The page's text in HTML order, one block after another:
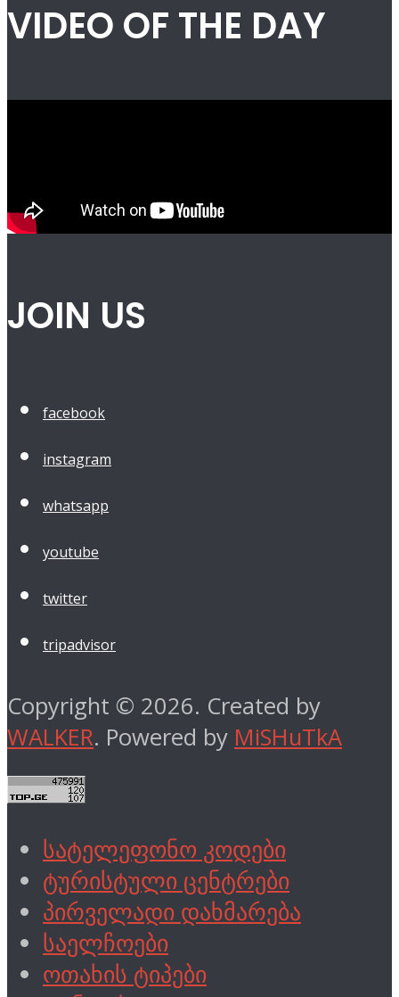
VIDEO OF THE DAY
JOIN US
facebook
instagram
whatsapp
youtube
twitter
tripadvisor
Copyright © 2026. Created by
WALKER. Powered by MiSHuTkA
სატელეფონო კოდები
ტურისტული ცენტრები
პირველადი დახმარება
საელჩოები
ოთახის ტიპები